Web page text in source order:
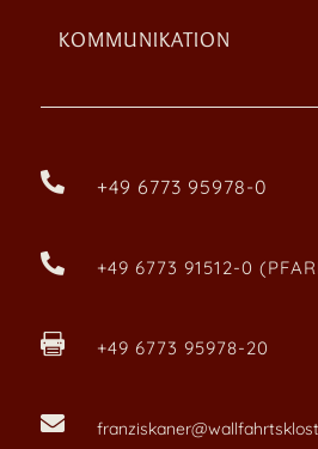
KOMMUNIKATION
 +49 6773 95978-0
 +49 6773 91512-0
 +49 6773 95978-20
